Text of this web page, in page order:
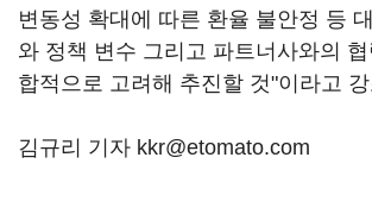
변동성 확대에 따른 환율 불안정 등
와 정책 변수 그리고 파트너사와의
합적으로 고려해 추진할 것"이라고
김규리 기자 kkr@etomato.com